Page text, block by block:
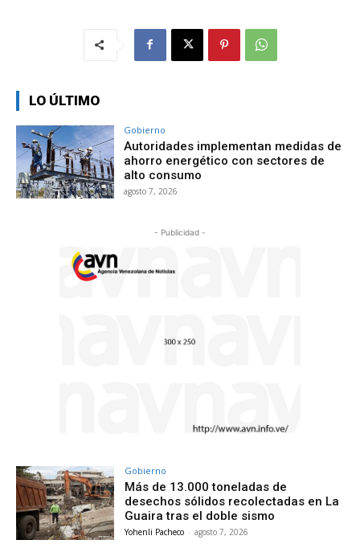
LO ÚLTIMO
Gobierno
Autoridades implementan medidas de
ahorro energético con sectores de
alto consumo
agosto 7, 2026
- Publicidad -
Gobierno
Más de 13.000 toneladas de
desechos sólidos recolectadas en La
Guaira tras el doble sismo
Yohenli Pacheco - agosto 7, 2026